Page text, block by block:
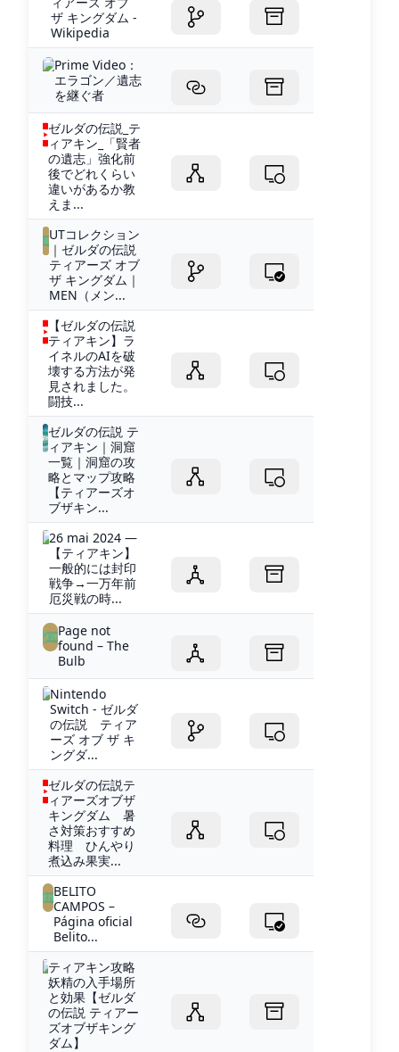
ザ キングダム -
Wikipedia
Prime Video：
エラゴン／遺志
を継ぐ者
ゼルダの伝説_テ
ィアキン_「賢者
の遺志」強化前
後でどれくらい
違いがあるか教
えま...
UTコレクション
｜ゼルダの伝説
ティアーズ オブ
ザ キングダム｜
MEN（メン...
【ゼルダの伝説
ティアキン】ラ
イネルのAIを破
壊する方法が発
見されました。
闘技...
ゼルダの伝説 テ
ィアキン｜洞窟
一覧｜洞窟の攻
略とマップ攻略
【ティアーズオ
ブザキン...
26 mai 2024 —
【ティアキン】
一般的には封印
戦争→一万年前
厄災戦の時...
Page not
found – The
Bulb
Nintendo
Switch - ゼルダ
の伝説 ティア
ーズ オブ ザ キ
ングダ...
ゼルダの伝説テ
ィアーズオブザ
キングダム 暑
さ対策おすすめ
料理 ひんやり
煮込み果実...
BELITO
CAMPOS –
Página oficial
Belito...
ティアキン攻略
妖精の入手場所
と効果【ゼルダ
の伝説 ティアー
ズオブザキング
ダム】